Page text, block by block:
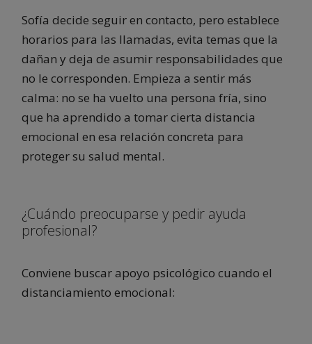
Sofía decide seguir en contacto, pero establece
horarios para las llamadas, evita temas que la
dañan y deja de asumir responsabilidades que
no le corresponden. Empieza a sentir más
calma: no se ha vuelto una persona fría, sino
que ha aprendido a tomar cierta distancia
emocional en esa relación concreta para
proteger su salud mental.
¿Cuándo preocuparse y pedir ayuda
profesional?
Conviene buscar apoyo psicológico cuando el
distanciamiento emocional: